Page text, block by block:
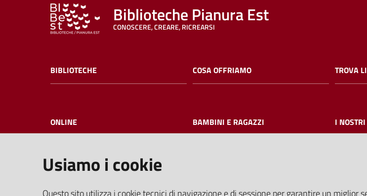
Biblioteche Pianura Est
CONOSCERE, CREARE, RICREARSI
BIBLIOTECHE COSA OFFRIAMO TROVA
ONLINE BAMBINI E RAGAZZI I
I NOSTRI EVENTI
Usiamo i cookie
Questo sito utilizza i cookie tecnici di navigazione e di sessione per garantire un miglior